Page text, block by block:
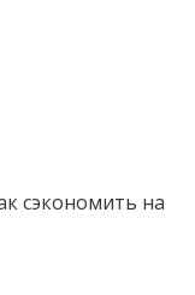
сэкономить на